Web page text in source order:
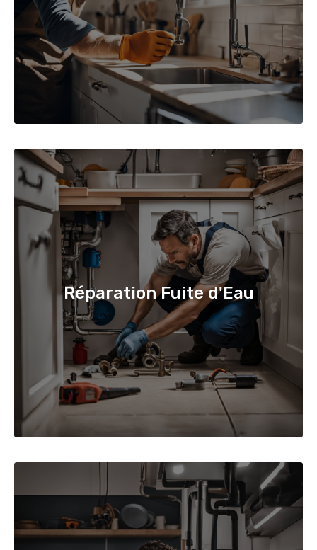
Réparation Fuite d'Eau